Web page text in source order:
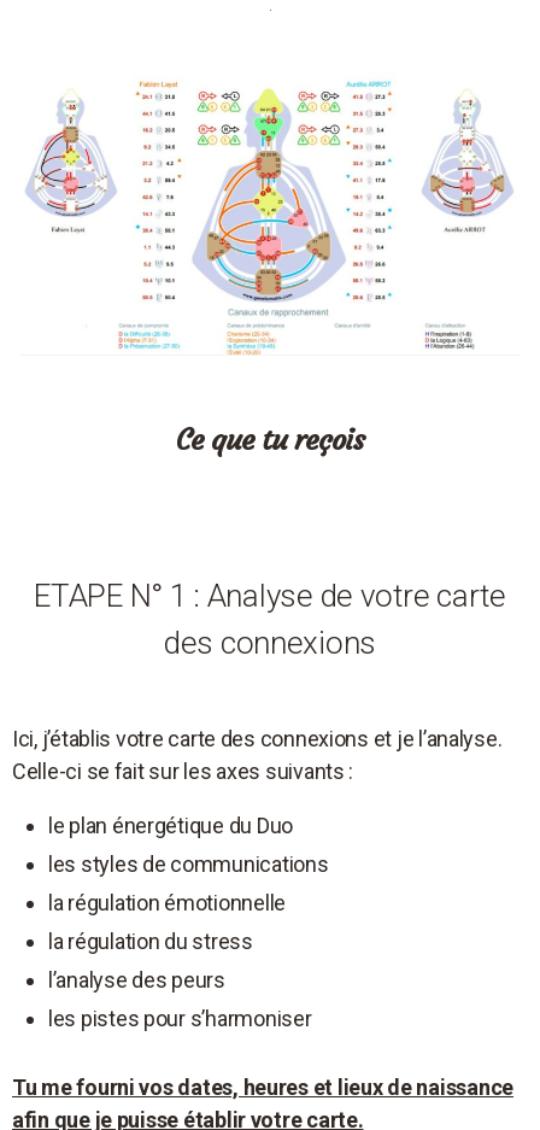
Ce que tu reçois
ETAPE N° 1 : Analyse de votre carte
des connexions
Ici, j’établis votre carte des connexions et je l’analyse.
Celle-ci se fait sur les axes suivants :
le plan énergétique du Duo
les styles de communications
la régulation émotionnelle
la régulation du stress
l’analyse des peurs
les pistes pour s’harmoniser
Tu me fourni vos dates, heures et lieux de naissance
afin que je puisse établir votre carte.